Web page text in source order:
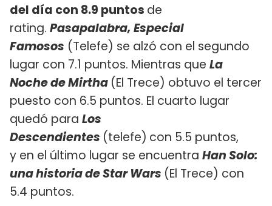
del día con 8.9 puntos de
rating. Pasapalabra, Especial
Famosos (Telefe) se alzó con el segundo
lugar con 7.1 puntos. Mientras que La
Noche de Mirtha (El Trece) obtuvo el tercer
puesto con 6.5 puntos. El cuarto lugar
quedó para Los
Descendientes (telefe) con 5.5 puntos,
y en el último lugar se encuentra Han Solo:
una historia de Star Wars (El Trece) con
5.4 puntos.